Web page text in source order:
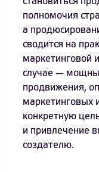
полномочия
а
сводится на
маркетинговой
случае —
продвижения,
маркетинговых
конкретную
и привлечение
создателю.